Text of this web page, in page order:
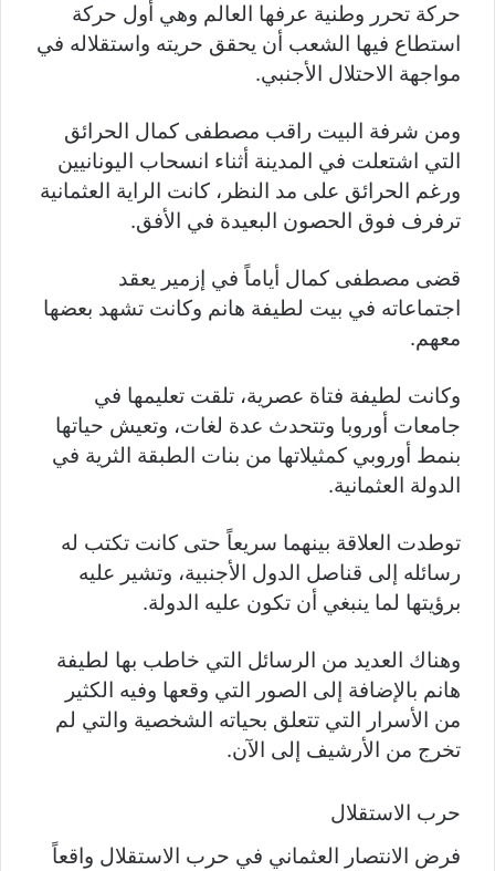
حركة تحرر وطنية عرفها العالم وهي أول حركة
استطاع فيها الشعب أن يحقق حريته واستقلاله في
مواجهة الاحتلال الأجنبي.
ومن شرفة البيت راقب مصطفى كمال الحرائق
التي اشتعلت في المدينة أثناء انسحاب اليونانيين
ورغم الحرائق على مد النظر، كانت الراية العثمانية
ترفرف فوق الحصون البعيدة في الأفق.
قضى مصطفى كمال أياماً في إزمير يعقد
اجتماعاته في بيت لطيفة هانم وكانت تشهد بعضها
معهم.
وكانت لطيفة فتاة عصرية، تلقت تعليمها في
جامعات أوروبا وتتحدث عدة لغات، وتعيش حياتها
بنمط أوروبي كمثيلاتها من بنات الطبقة الثرية في
الدولة العثمانية.
توطدت العلاقة بينهما سريعاً حتى كانت تكتب له
رسائله إلى قناصل الدول الأجنبية، وتشير عليه
برؤيتها لما ينبغي أن تكون عليه الدولة.
وهناك العديد من الرسائل التي خاطب بها لطيفة
هانم بالإضافة إلى الصور التي وقعها وفيه الكثير
من الأسرار التي تتعلق بحياته الشخصية والتي لم
تخرج من الأرشيف إلى الآن.
حرب الاستقلال
فرض الانتصار العثماني في حرب الاستقلال واقعاً